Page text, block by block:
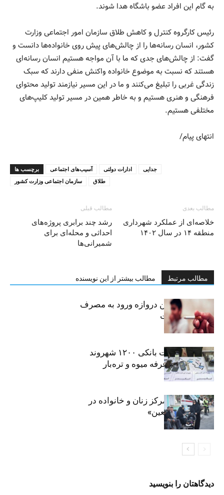
به گام این افراد عضو باشگاه هدا شوند.
رئیس کارگروه کنترل و کاهش طلاق سازمان امور اجتماعی وزارت
کشور، انسان رسانه‌ها را از چالش‌های پیش روی خانواده‌ها دانست و
گفت: از چالش‌های جدی که ما با آن مواجه هستیم انسان رسانه‌ای
هستند که نسبت به موضوع خانواده واکنش منفی دارند که سبک
زندگی غربی را تبلیغ می‌کنند و ما در این مسیر نیازمند تولید محتوای
فرهنگی و هنری هستیم و به خاطر همین در مسیر تولید کلیپ‌های
مختلفی هستیم.
انتهای پیام/
برچسب ها آسیب‌های اجتماعی ادارات دولتی
جدایی
سازمان اجتماعی وزارت کشور
طلاق
مطالب قبلی
رشد چند برابری پروژه‌های
احداثی و محله‌ای برای
شمیرانی‌ها
مطالب بعدی
خلاصه‌ای از عملکرد شهرداری
منطقه ۱۴ در سال ۱۴۰۲
مطالب مرتبط مطالب بیشتر از این نویسنده
سیگار، مهمترین دروازه ورود به مصرف
موادمخدر است
افشای اطلاعات بانکی ۱۲۰۰ شهروند
تهرانی در یک غرفه میوه و تره‌بار
روایت حضور مرکز زنان و خانواده در
«جاماندگان اربعین»
دیدگاهتان را بنویسید